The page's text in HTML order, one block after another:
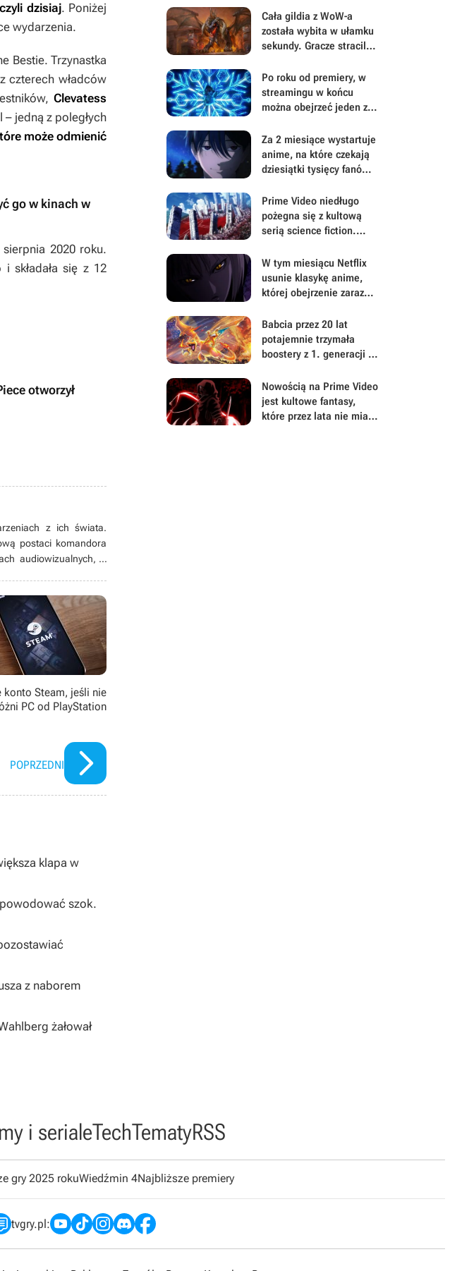
dzisiaj. Poniżej
wydarzenia.
Bestie. Trzynastka
czterech władców
Clevatess
jedną z poległych
może odmienić
go w kinach w
2020 roku.
składała się z 12
otworzył
z ich świata.
postaci komandora
audiowizualnych, a
konto Steam, jeśli nie
PC od PlayStation
POPRZEDNI
klapa w
szok.
z naborem
żałował
Cała gildia z WoW-a
została wybita w ułamku
sekundy. Gracze stracili
zastanawiają się czy to
ich błąd, czy bug
Po roku od premiery, w
streamingu w końcu
można obejrzeć jeden z
fantasy 2025 roku
Za 2 miesiące wystartuje
anime, na które czekają
dziesiątki tysięcy fanów.
zakończenia
Prime Video niedługo
pożegna się z kultową
serią science fiction.
tygodnie na obejrzenie 4
filmów
W tym miesiącu Netflix
usunie klasykę anime,
której obejrzenie zaraz
Babcia przez 20 lat
potajemnie trzymała
boostery z 1. generacji i
Pokemon TCG. Teraz
wnuki znalazły kolekcję
wartą nawet 300 tys.
Nowością na Prime Video
jest kultowe fantasy,
które przez lata nie miało
i serialeTechTematyRSS
gry 2025 rokuWiedźmin 4Najbliższe premiery
tvgry.pl: